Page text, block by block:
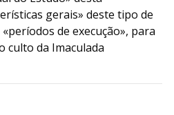
gerais» deste tipo de
de execução», para
culto da Imaculada